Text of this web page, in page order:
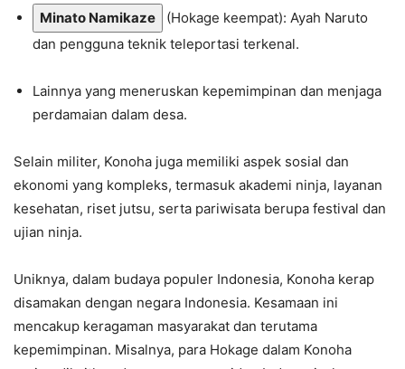
Minato Namikaze
(Hokage keempat): Ayah Naruto
dan pengguna teknik teleportasi terkenal.
Lainnya yang meneruskan kepemimpinan dan menjaga
perdamaian dalam desa.
Selain militer, Konoha juga memiliki aspek sosial dan
ekonomi yang kompleks, termasuk akademi ninja, layanan
kesehatan, riset jutsu, serta pariwisata berupa festival dan
ujian ninja.
Uniknya, dalam budaya populer Indonesia, Konoha kerap
disamakan dengan negara Indonesia. Kesamaan ini
mencakup keragaman masyarakat dan terutama
kepemimpinan. Misalnya, para Hokage dalam Konoha